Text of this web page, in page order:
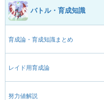
バトル・育成知識
育成論・育成知識まとめ
レイド用育成論
努力値解説